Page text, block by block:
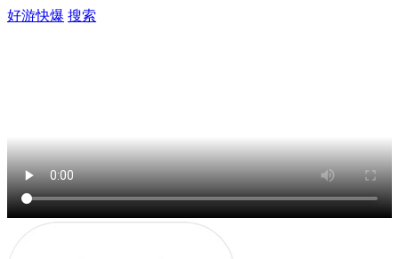
好游快爆 搜索